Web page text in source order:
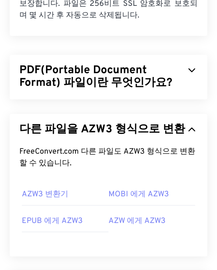
보장합니다. 파일은 256비트 SSL 암호화로 보호되
며 몇 시간 후 자동으로 삭제됩니다.
PDF(Portable Document
Format) 파일이란 무엇인가요?
로, 오늘날 가장 널리 사용되는 파일 형식 중 하나입
그대로 유지할 수 있기 때문입니다. PDF 파일은 어떤
기기나 운영 체제에서든 항상 동일하게 표시됩니다.
PDF 파일을 어떻게 여나요?
Adobe Acrobat Reader를
사용합니다. Adobe는
다른 파일을 AZW3 형식으로 변환
FreeConvert.com 다른 파일도 AZW3 형식으로 변환
할 수 있습니다.
AZW3 변환기 MOBI 에게 AZW3
EPUB 에게 AZW3 AZW 에게 AZW3